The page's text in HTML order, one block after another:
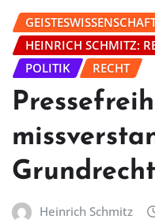
HEINRICH SCHMITZ:
POLITIK
RECHT
Grundrecht
Heinrich Schmitz